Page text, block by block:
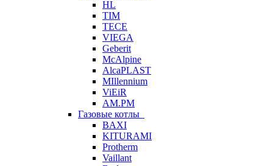
HL
TIM
TECE
VIEGA
Geberit
McAlpine
AlcaPLAST
MIllennium
ViEiR
AM.PM
Газовые котлы
BAXI
KITURAMI
Protherm
Vaillant